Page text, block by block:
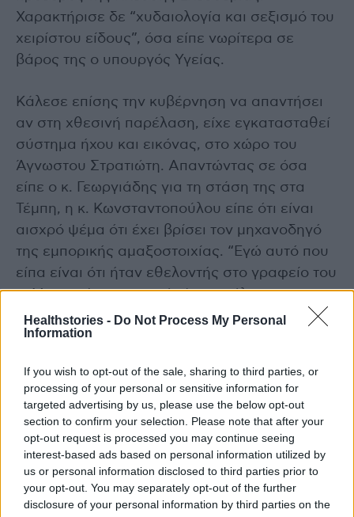
Healthstories - Do Not Process My Personal
Information
If you wish to opt-out of the sale, sharing to third parties, or
processing of your personal or sensitive information for
targeted advertising by us, please use the below opt-out
section to confirm your selection. Please note that after your
opt-out request is processed you may continue seeing
interest-based ads based on personal information utilized by
us or personal information disclosed to third parties prior to
your opt-out. You may separately opt-out of the further
disclosure of your personal information by third parties on the
Χαρακτήρισε δε “χυδαιολογία και σεξισμό του
χειρίστου είδους”, όσα είπε νωρίτερα σε
βάρος της ο υπουργός Υγείας.
Κάλεσε επίσης την κυβέρνηση να απαντήσει
αν στη χθεσινή παρέλαση, είχε εγκατασταθεί
σύστημα ήχου και εικόνας, στο χώρο του
Άγνωστου Στρατιώτη. Απαντώντας σε όσα
είπε ο κ. Γεωργιάδης για τη στάση της στα
Τέμπη, η κ. Κωνσταντοπούλου είπε ότι είναι
αισχρό ψέμα ότι έχει βρίσει τον μηχανοδηγό
της εμπορικής αμαξοστοιχίας. “Εγώ αυτό που
είπα είναι ότι ήταν εθελοντής στο γραφείο του
κ. Μητσοτάκη και αυτό είναι απόλυτη
αλήθεια”, είπε και κάλεσε τον υπουργό Υγείας
να απαντήσει από που προεξοφλεί ότι “έχουν
νωρίτερα ο κ. Γεωργιάδης).
Για το θανατηφόρο τροχαίο έξω από τη Βουλή,
η πρόεδρος της Πλεύσης Ελευθερίας
σχολίασε ότι σήμερα ο κ. Γεωργιάδης είπε ότι
η κ. Μπακογιάννη καθόταν στο πίσω κάθισμα.
“Η Βουλή έκρυψε το βίντεο. Δεν ήταν μια